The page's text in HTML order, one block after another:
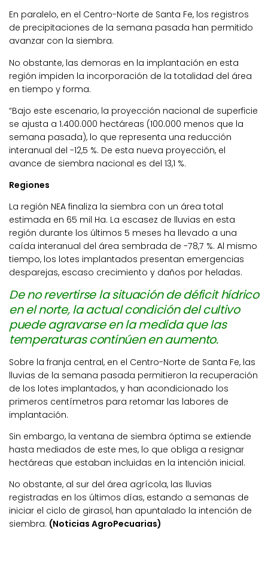
En paralelo, en el Centro-Norte de Santa Fe, los registros
de precipitaciones de la semana pasada han permitido
avanzar con la siembra.
No obstante, las demoras en la implantación en esta
región impiden la incorporación de la totalidad del área
en tiempo y forma.
“Bajo este escenario, la proyección nacional de superficie
se ajusta a 1.400.000 hectáreas (100.000 menos que la
semana pasada), lo que representa una reducción
interanual del -12,5 %. De esta nueva proyección, el
avance de siembra nacional es del 13,1 %.
Regiones
La región NEA finaliza la siembra con un área total
estimada en 65 mil Ha. La escasez de lluvias en esta
región durante los últimos 5 meses ha llevado a una
caída interanual del área sembrada de -78,7 %. Al mismo
tiempo, los lotes implantados presentan emergencias
desparejas, escaso crecimiento y daños por heladas.
De no revertirse la situación de déficit hídrico
en el norte, la actual condición del cultivo
puede agravarse en la medida quelas
temperaturas continúen en aumento.
Sobre la franja central, en el Centro-Norte de Santa Fe, las
lluvias de la semana pasada permitieron la recuperación
de los lotes implantados, y han acondicionado los
primeros centímetros para retomar las labores de
implantación.
Sin embargo, la ventana de siembra óptima se extiende
hasta mediados de este mes, lo que obliga a resignar
hectáreas que estaban incluidas en la intención inicial.
No obstante, al sur del área agrícola, las lluvias
registradas en los últimos días, estando a semanas de
iniciar el ciclo de girasol, han apuntalado la intención de
siembra. (Noticias AgroPecuarias)